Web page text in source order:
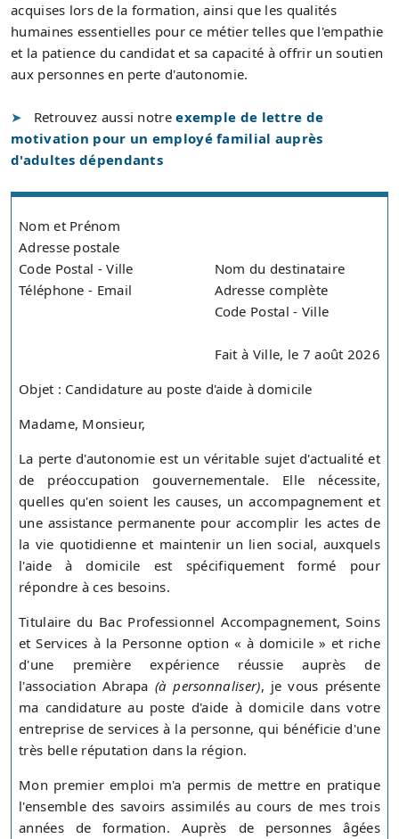
acquises lors de la formation, ainsi que les qualités
humaines essentielles pour ce métier telles que l'empathie
et la patience du candidat et sa capacité à offrir un soutien
aux personnes en perte d'autonomie.
Retrouvez aussi notreexemple de lettre de
motivation pour un employé familial auprès
d'adultes dépendants
Nom et Prénom
Adresse postale
Code Postal - Ville
Téléphone - Email
Nom du destinataire
Adresse complète
Code Postal - Ville
Fait à Ville, le 7 août 2026
Objet : Candidature au poste d'aide à domicile
Madame, Monsieur,
La perte d'autonomie est un véritable sujet d'actualité et
de préoccupation gouvernementale. Elle nécessite,
quelles qu'en soient les causes, un accompagnement et
une assistance permanente pour accomplir les actes de
la vie quotidienne et maintenir un lien social, auxquels
l'aide à domicile est spécifiquement formé pour
répondre à ces besoins.
Titulaire du Bac Professionnel Accompagnement, Soins
et Services à la Personne option « à domicile » et riche
d'une première expérience réussie auprès de
l'association Abrapa (à personnaliser), je vous présente
ma candidature au poste d'aide à domicile dans votre
entreprise de services à la personne, qui bénéficie d'une
très belle réputation dans la région.
Mon premier emploi m'a permis de mettre en pratique
l'ensemble des savoirs assimilés au cours de mes trois
années de formation. Auprès de personnes âgées